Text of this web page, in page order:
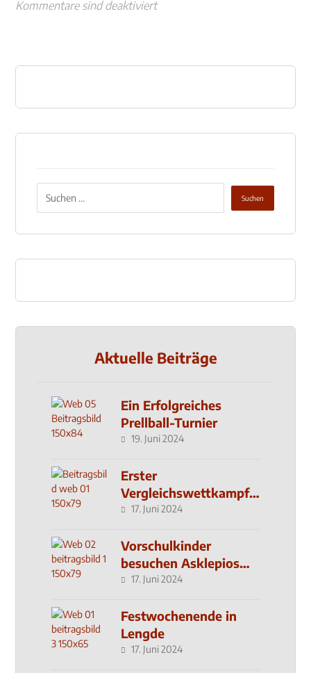
Kommentare sind deaktiviert
Aktuelle Beiträge
Ein Erfolgreiches
Prellball-Turnier
19. Juni 2024
Erster
Vergleichswettkampf
seit 2019
17. Juni 2024
Vorschulkinder
besuchen Asklepios
Klinik
17. Juni 2024
Festwochenende in
Lengde
17. Juni 2024